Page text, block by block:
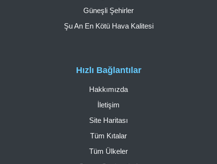
Hızlı Bağlantılar
Hakkımızda
İletişim
Site Haritası
Tüm Kıtalar
Tüm Ülkeler
Güneşli Şehirler
Şu An En Kötü Hava Kalitesi